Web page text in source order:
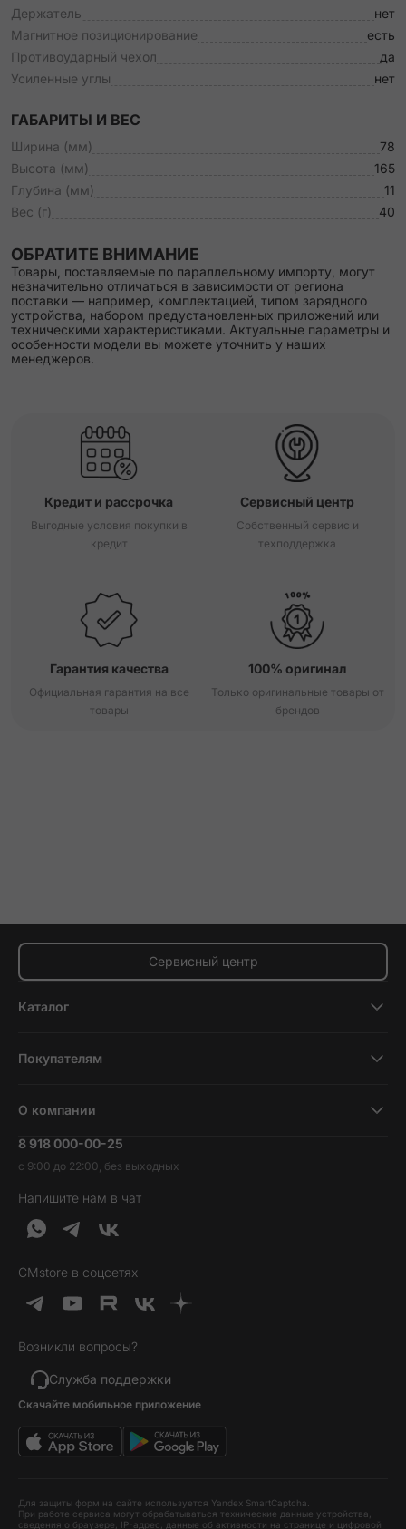
Держатель
нет
Магнитное позиционирование
есть
Противоударный чехол
да
Усиленные углы
нет
ГАБАРИТЫ И ВЕС
Ширина (мм)
78
Высота (мм)
165
Глубина (мм)
11
Вес (г)
40
ОБРАТИТЕ ВНИМАНИЕ
Товары, поставляемые по параллельному импорту, могут
незначительно отличаться в зависимости от региона
поставки — например, комплектацией, типом зарядного
устройства, набором предустановленных приложений или
техническими характеристиками. Актуальные параметры и
особенности модели вы можете уточнить у наших
менеджеров.
Кредит и рассрочка
Выгодные условия покупки в
кредит
Сервисный центр
Собственный сервис и
техподдержка
Гарантия качества
Официальная гарантия на все
товары
100% оригинал
Только оригинальные товары от
брендов
Сервисный центр
Каталог
Планшеты
Наушники и колонки
Гаджеты
Услуги и софт
Идеи подарков
Товары дня
Выгодные комплекты
Хиты продаж
Уценка
Покупателям
Трейд-ин
Гарантия и возврат
Доставка и оплата
Кредит и рассрочка
О компании
Вакансии
Контакты
Обратная связь
О нас
8 918 000-00-25
с 9:00 до 22:00, без выходных
Напишите нам в чат
CMstore в соцсетях
Возникли вопросы?
Служба поддержки
Скачайте мобильное приложение
Для защиты форм на сайте используется Yandex SmartCaptcha.
При работе сервиса могут обрабатываться технические данные устройства,
сведения о браузере, IP-адрес, данные об активности на странице и цифровой